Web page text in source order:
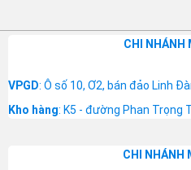
CHI NHÁNH
VPGD: Ô số 10, Ơ2, bán đảo Linh
Kho hàng: K5 - đường Phan Trọng
CHI NHÁNH